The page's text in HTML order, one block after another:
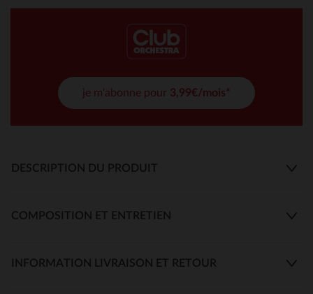
je m'abonne pour 3,99€/mois*
DESCRIPTION DU PRODUIT
COMPOSITION ET ENTRETIEN
INFORMATION LIVRAISON ET RETOUR